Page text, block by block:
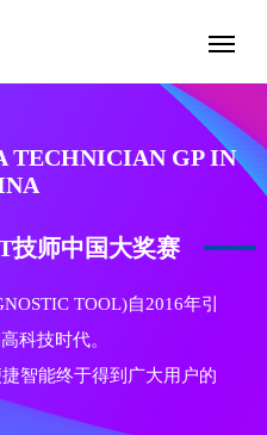
TECHNICIAN GP IN
技师中国大奖赛
TOOL)自2016年引
科技时代。
智能终于得到广大用户的